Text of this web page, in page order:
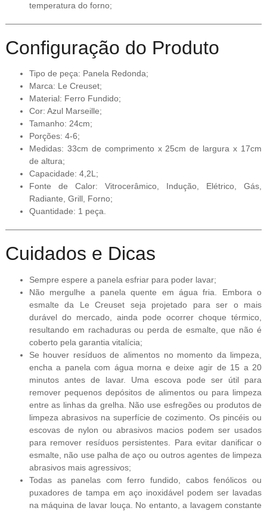
temperatura do forno;
Configuração do Produto
Tipo de peça: Panela Redonda;
Marca: Le Creuset;
Material: Ferro Fundido;
Cor: Azul Marseille;
Tamanho: 24cm;
Porções: 4-6;
Medidas: 33cm de comprimento x 25cm de largura x 17cm
de altura;
Capacidade: 4,2L;
Fonte de Calor: Vitrocerâmico, Indução, Elétrico, Gás,
Radiante, Grill, Forno;
Quantidade: 1 peça.
Cuidados e Dicas
Sempre espere a panela esfriar para poder lavar;
Não mergulhe a panela quente em água fria. Embora o
esmalte da Le Creuset seja projetado para ser o mais
durável do mercado, ainda pode ocorrer choque térmico,
resultando em rachaduras ou perda de esmalte, que não é
coberto pela garantia vitalícia;
Se houver resíduos de alimentos no momento da limpeza,
encha a panela com água morna e deixe agir de 15 a 20
minutos antes de lavar. Uma escova pode ser útil para
remover pequenos depósitos de alimentos ou para limpeza
entre as linhas da grelha. Não use esfregões ou produtos de
limpeza abrasivos na superfície de cozimento. Os pincéis ou
escovas de nylon ou abrasivos macios podem ser usados
para remover resíduos persistentes. Para evitar danificar o
esmalte, não use palha de aço ou outros agentes de limpeza
abrasivos mais agressivos;
Todas as panelas com ferro fundido, cabos fenólicos ou
puxadores de tampa em aço inoxidável podem ser lavadas
na máquina de lavar louça. No entanto, a lavagem constante